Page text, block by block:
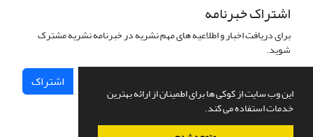
این وب سایت از کوکی ها برای اطمینان از ارائه بهترین
خدمات استفاده می کند.
اشتراک خبرنامه
برای دریافت اخبار و اطلاعیه های مهم نشریه در خبرنامه نشریه مشترک
شوید.
اشتراک